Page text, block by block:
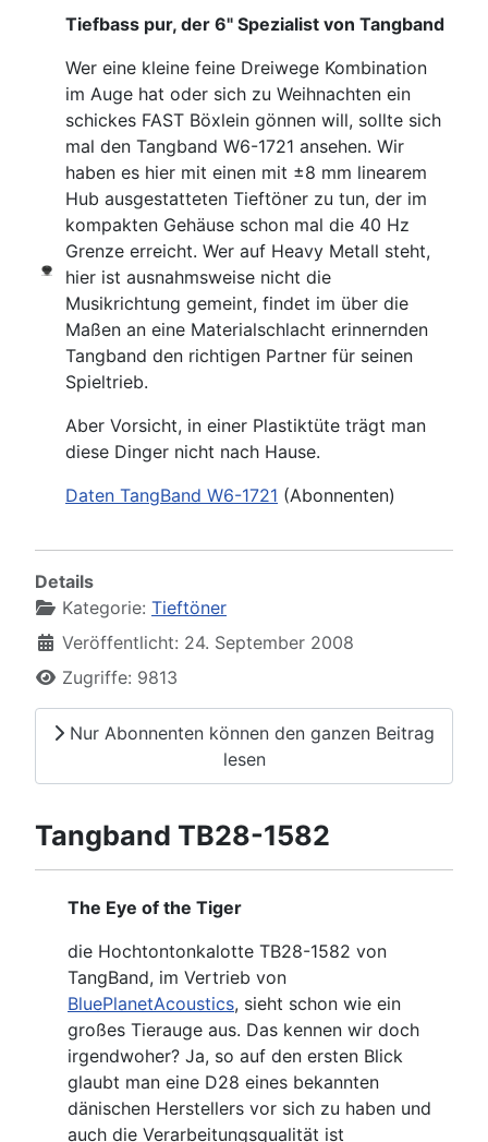
Tiefbass pur, der 6" Spezialist von Tangband
Wer eine kleine feine Dreiwege Kombination
im Auge hat oder sich zu Weihnachten ein
schickes FAST Böxlein gönnen will, sollte sich
mal den Tangband W6-1721 ansehen. Wir
haben es hier mit einen mit ±8 mm linearem
Hub ausgestatteten Tieftöner zu tun, der im
kompakten Gehäuse schon mal die 40 Hz
Grenze erreicht. Wer auf Heavy Metall steht,
hier ist ausnahmsweise nicht die
Musikrichtung gemeint, findet im über die
Maßen an eine Materialschlacht erinnernden
Tangband den richtigen Partner für seinen
Spieltrieb.
Aber Vorsicht, in einer Plastiktüte trägt man
diese Dinger nicht nach Hause.
Daten TangBand W6-1721 (Abonnenten)
Details
Kategorie: Tieftöner
Veröffentlicht: 24. September 2008
Zugriffe: 9813
Nur Abonnenten können den ganzen Beitrag
lesen
Tangband TB28-1582
The Eye of the Tiger
die Hochtontonkalotte TB28-1582 von
TangBand, im Vertrieb von
BluePlanetAcoustics, sieht schon wie ein
großes Tierauge aus. Das kennen wir doch
irgendwoher? Ja, so auf den ersten Blick
glaubt man eine D28 eines bekannten
dänischen Herstellers vor sich zu haben und
auch die Verarbeitungsqualität ist